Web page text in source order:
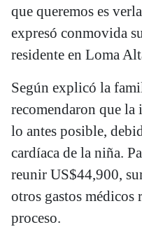
que queremos es
expresó conmovida
residente en Loma
Según explicó la
recomendaron que la
lo antes posible,
cardíaca de la niña.
reunir US$44,900,
otros gastos médicos
proceso.